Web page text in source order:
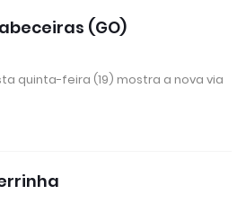
(GO)
quinta-feira (19) mostra a nova via